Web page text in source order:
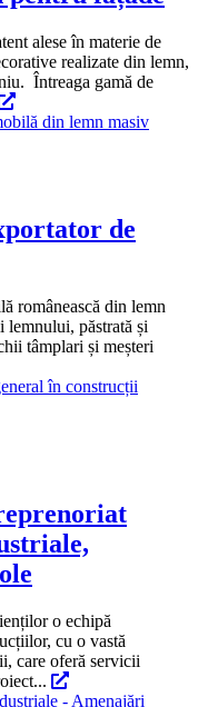
alese în materie de
realizate din lemn,
Întreaga gamă de
de
românească din lemn
lemnului, păstrată și
tâmplari și meșteri
o echipă
cu o vastă
care oferă servicii